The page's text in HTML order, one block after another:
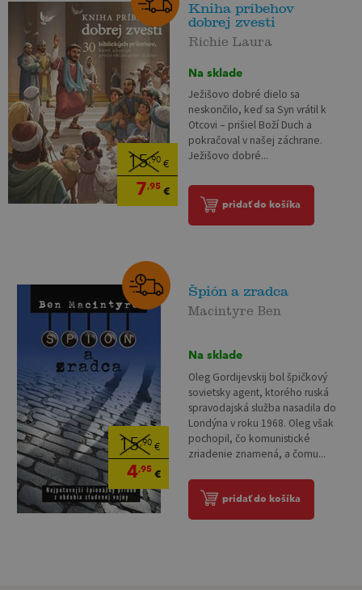
15,90€
7,95€
Kniha príbehov
dobrej zvesti
Richie Laura
Na sklade
Ježišovo dobré dielo sa
neskončilo, keď sa Syn vrátil k
Otcovi – prišiel Boží Duch a
pokračoval v našej záchrane.
Ježišovo dobré...
pridať do košíka
15,90€
4,95€
Špión a zradca
Macintyre Ben
Na sklade
Oleg Gordijevskij bol špičkový
sovietsky agent, ktorého ruská
spravodajská služba nasadila do
Londýna v roku 1968. Oleg však
pochopil, čo komunistické
zriadenie znamená, a čomu...
pridať do košíka